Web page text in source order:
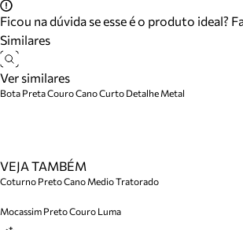
Ficou na dúvida se esse é o produto ideal?
Similares
Ver similares
Bota Preta Couro Cano Curto Detalhe Metal
VEJA TAMBÉM
Coturno Preto Cano Medio Tratorado
Mocassim Preto Couro Luma